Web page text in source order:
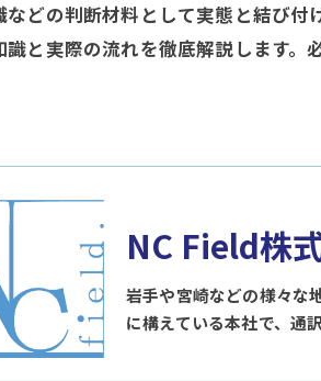
などの判断材料として実態と結び
識と実際の流れを徹底解説します
NC Field株
岩手や宮崎などの様々な
に構えている本社で、通